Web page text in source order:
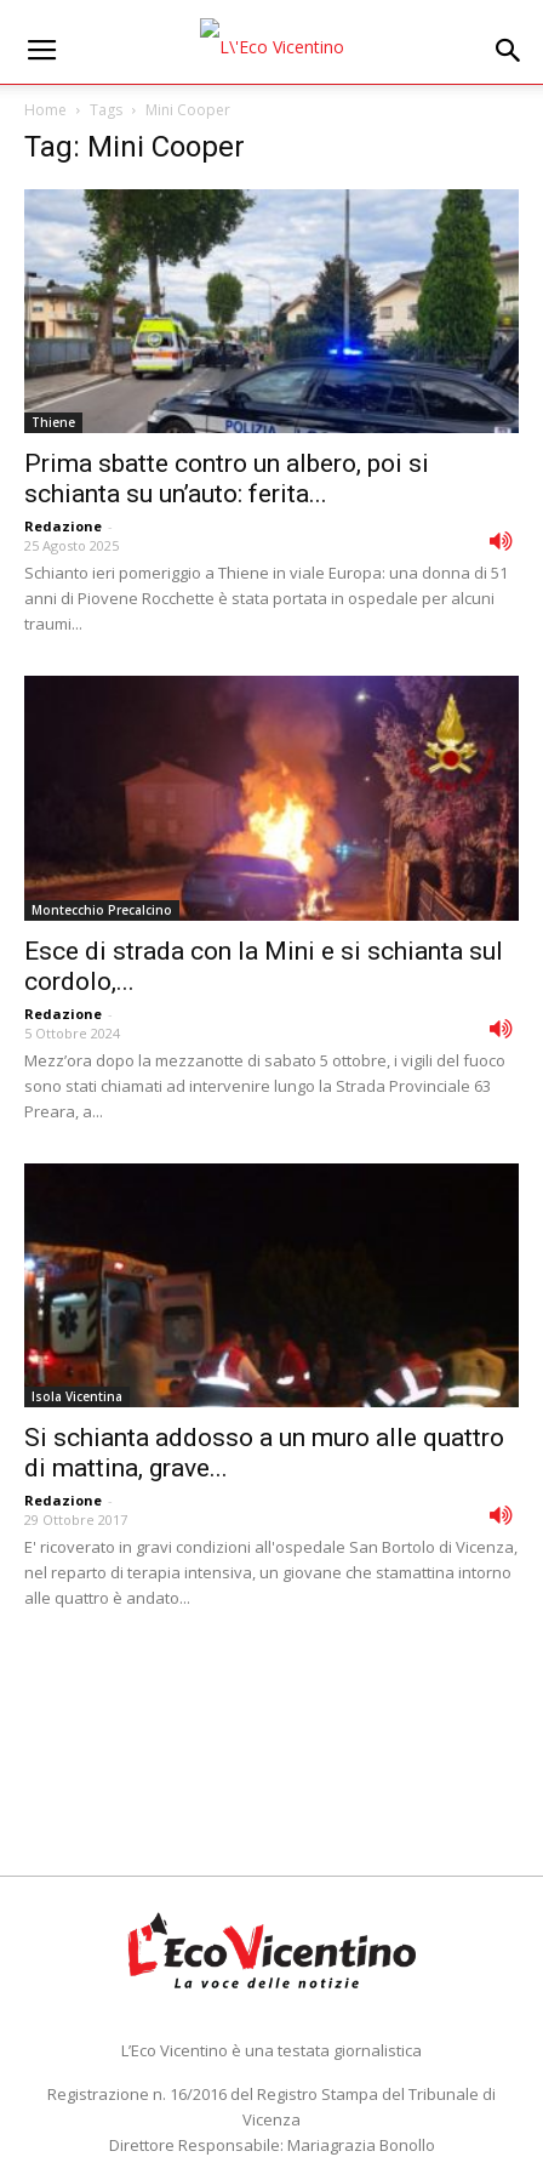
Home Tags Mini Cooper
Tag: Mini Cooper
Thiene
Prima sbatte contro un albero, poi si
schianta su un’auto: ferita...
Redazione -
25 Agosto 2025
Schianto ieri pomeriggio a Thiene in viale Europa: una donna di 51
anni di Piovene Rocchette è stata portata in ospedale per alcuni
traumi...
Montecchio Precalcino
Esce di strada con la Mini e si schianta sul
cordolo,...
Redazione -
5 Ottobre 2024
Mezz’ora dopo la mezzanotte di sabato 5 ottobre, i vigili del fuoco
sono stati chiamati ad intervenire lungo la Strada Provinciale 63
Preara, a...
Isola Vicentina
Si schianta addosso a un muro alle quattro
di mattina, grave...
Redazione -
29 Ottobre 2017
E' ricoverato in gravi condizioni all'ospedale San Bortolo di Vicenza,
nel reparto di terapia intensiva, un giovane che stamattina intorno
alle quattro è andato...
L’Eco Vicentino è una testata giornalistica
Registrazione n. 16/2016 del Registro Stampa del Tribunale di
Vicenza
Direttore Responsabile: Mariagrazia Bonollo